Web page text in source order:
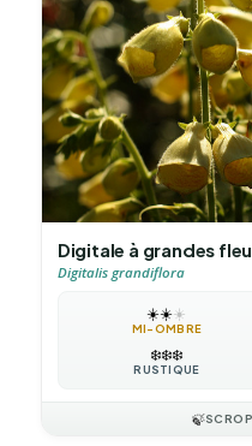
Digitale à grandes
Digitalis grandiflora
☀️☀️☀️
MI-OMBRE
❄️❄️❄️
RUSTIQUE
🍃